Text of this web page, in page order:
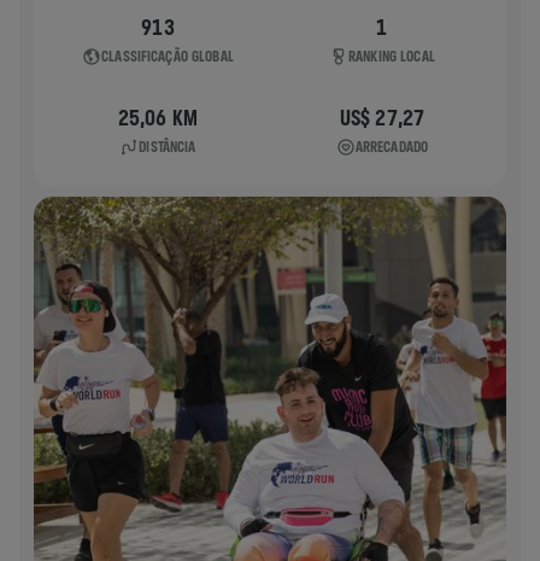
913
CLASSIFICAÇÃO GLOBAL
1
RANKING LOCAL
25,06 KM
DISTÂNCIA
US$ 27,27
ARRECADADO